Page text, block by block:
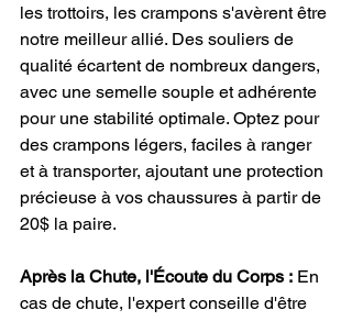
les trottoirs, les crampons s'avèrent être
notre meilleur allié. Des souliers de
qualité écartent de nombreux dangers,
avec une semelle souple et adhérente
pour une stabilité optimale. Optez pour
des crampons légers, faciles à ranger
et à transporter, ajoutant une protection
précieuse à vos chaussures à partir de
20$ la paire.
Après la Chute, l'Écoute du Corps : En
cas de chute, l'expert conseille d'être